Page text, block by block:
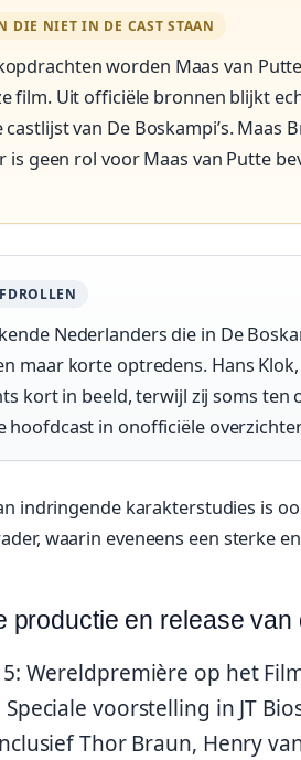
DIE NIET IN DE CAST STAAN
worden Maas van
film. Uit officiële bronnen blijkt
van De Boskampi’s. Maas
is geen rol voor Maas van Putte
Nederlanders die in De
maar korte optredens. Hans Klok,
kort in beeld, terwijl zij soms
hoofdcast in onofficiële
indringende karakterstudies is
waarin eveneens een sterke
productie en release van
: Wereldpremière op het
Speciale voorstelling in JT
Thor Braun, Henry